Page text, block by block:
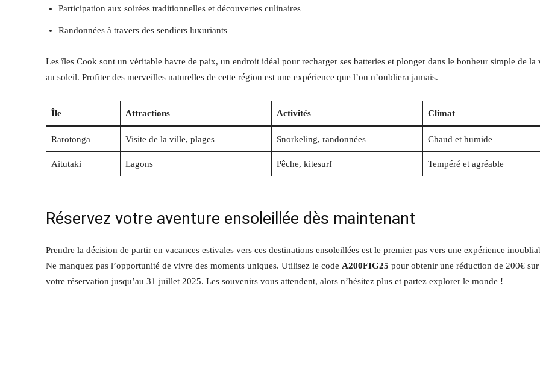
Participation aux soirées traditionnelles et découvertes culinaires
Randonnées à travers des sendiers luxuriants
Les îles Cook sont un véritable havre de paix, un endroit idéal pour recharger ses batteries et plonger dans le bonheur simple de la
au soleil. Profiter des merveilles naturelles de cette région est une expérience que l’on n’oubliera jamais.
Île Attractions Activités Climat
Rarotonga Visite de la ville, plages Snorkeling, randonnées Chaud et humide
Aitutaki Lagons Pêche, kitesurf Tempéré et agréable
Réservez votre aventure ensoleillée dès maintenant
Prendre la décision de partir en vacances estivales vers ces destinations ensoleillées est le premier pas vers une expérience
Ne manquez pas l’opportunité de vivre des moments uniques. Utilisez le code A200FIG25 pour obtenir une réduction de 200€ sur
votre réservation jusqu’au 31 juillet 2025. Les souvenirs vous attendent, alors n’hésitez plus et partez explorer le monde !